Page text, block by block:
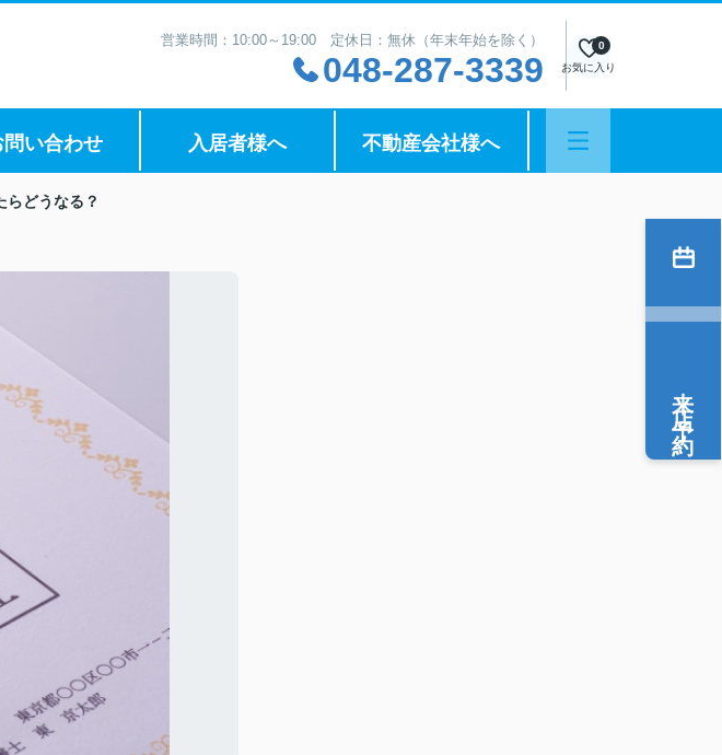
営業時間：10:00～19:00 定休日：無休（年末年始を除く）
048-287-3339 お気に入り
0
問い合わせ 入居者様へ 不動産会社様へ
らどうなる？
来店予約